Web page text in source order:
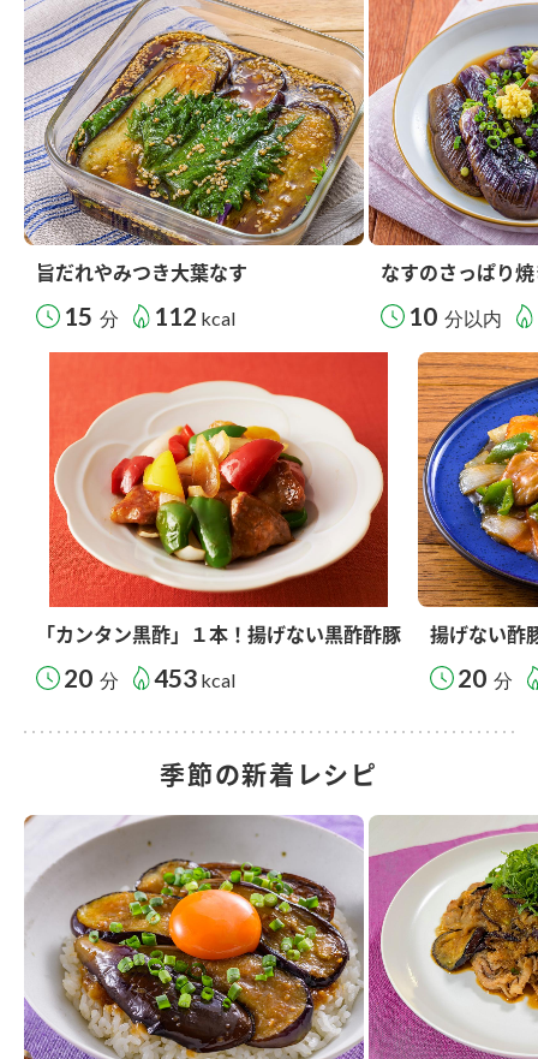
旨だれやみつき大葉なす
15 分 112 kcal
なすのさっぱり
10 分以内
「カンタン黒酢」１本！揚げない黒酢酢豚
20 分 453 kcal
揚げない酢
20 分
季節の新着レシピ